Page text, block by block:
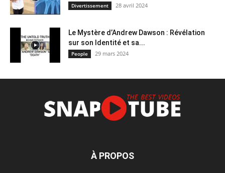
Divertissement 28 avril 2024
Le Mystère d’Andrew Dawson : Révélation
sur son Identité et sa...
People 29 mars 2024
À PROPOS